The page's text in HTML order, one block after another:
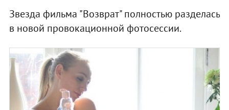
Звезда фильма "Возврат" полностью разделась
в новой провокационной фотосессии.